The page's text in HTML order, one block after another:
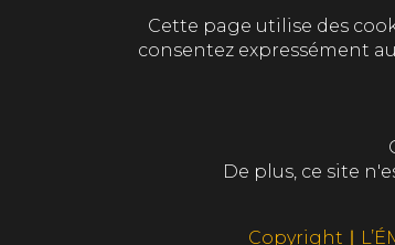
Cette page utilise des
consentez expressément
De plus, ce site
Copyright ∣